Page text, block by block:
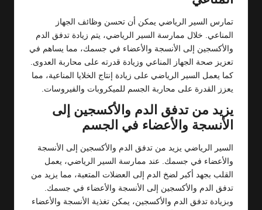
تمارس السير الرياضي يمكن أن تحسن وظائف الجهاز
المناعي. خلال ممارسة السير الرياضي، يتم زيادة تدفق الدم
والأكسجين إلى الأنسجة والأعضاء في جسمك، مما يساهم في
تعزيز صحة الجهاز المناعي وزيادة قدرته على محاربة العدوى.
كما يعمل السير الرياضي على زيادة إنتاج الخلايا المناعية، مما
يعزز القدرة على محاربة الجسم للميكروبات والفيروسات.
يزيد من تدفق الدم والأكسجين إلى
الأنسجة والأعضاء في الجسم
السير الرياضي يزيد من تدفق الدم والأكسجين إلى الأنسجة
والأعضاء في جسمك. عند ممارسة السير الرياضي، يعمل
القلب بجهد أكبر لضخ الدم إلى العضلات المتعبة، مما يزيد من
تدفق الدم والأكسجين إلى الأنسجة والأعضاء في جسمك.
وبزيادة تدفق الدم والأكسجين، يمكن تغذية الأنسجة والأعضاء